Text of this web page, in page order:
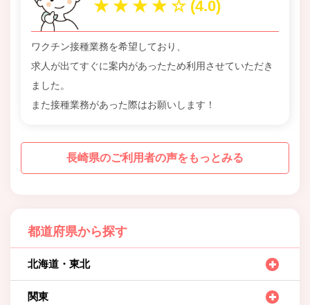
ワクチン接種業務を希望しており、
求人が出てすぐに案内があったため利用させていただき
ました。
また接種業務があった際はお願いします！
長崎県のご利用者の声をもっとみる
都道府県から探す
北海道・東北
関東